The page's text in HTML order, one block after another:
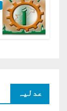
عدلیہ